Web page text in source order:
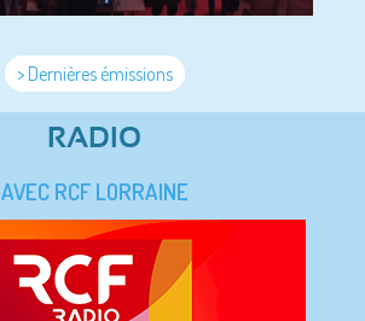
> Dernières émissions
RADIO
AVEC RCF LORRAINE